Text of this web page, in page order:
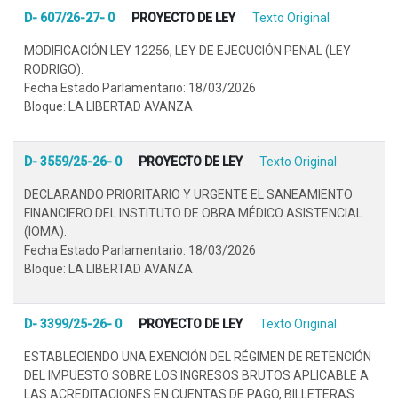
D- 607/26-27- 0 PROYECTO DE LEY Texto Original
MODIFICACIÓN LEY 12256, LEY DE EJECUCIÓN PENAL (LEY
RODRIGO).
Fecha Estado Parlamentario: 18/03/2026
Bloque: LA LIBERTAD AVANZA
D- 3559/25-26- 0 PROYECTO DE LEY Texto Original
DECLARANDO PRIORITARIO Y URGENTE EL SANEAMIENTO
FINANCIERO DEL INSTITUTO DE OBRA MÉDICO ASISTENCIAL
(IOMA).
Fecha Estado Parlamentario: 18/03/2026
Bloque: LA LIBERTAD AVANZA
D- 3399/25-26- 0 PROYECTO DE LEY Texto Original
ESTABLECIENDO UNA EXENCIÓN DEL RÉGIMEN DE RETENCIÓN
DEL IMPUESTO SOBRE LOS INGRESOS BRUTOS APLICABLE A
LAS ACREDITACIONES EN CUENTAS DE PAGO, BILLETERAS